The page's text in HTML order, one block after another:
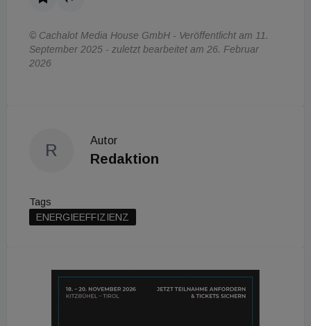
© Cachalot Media House GmbH - Veröffentlicht am 11.
September 2025 - zuletzt bearbeitet am 26. Februar
2026
R
Autor
Redaktion
Tags
ENERGIEEFFIZIENZ